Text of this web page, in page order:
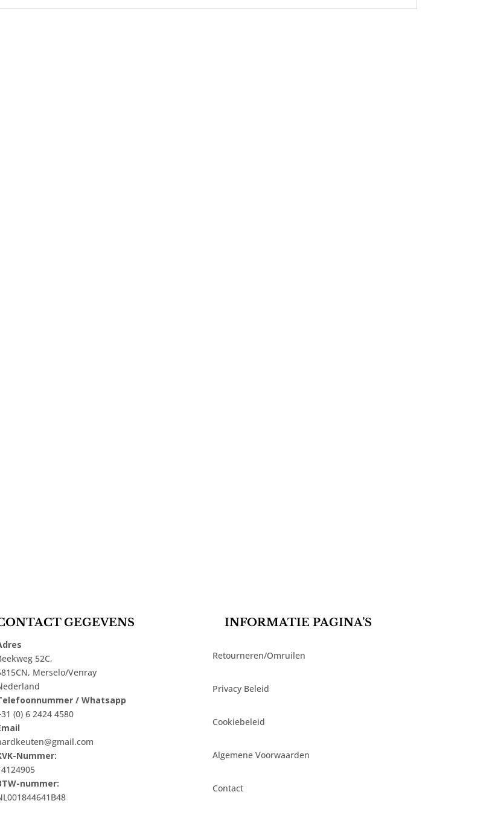
GEGEVENS
52C,
Merselo/Venray
/ Whatsapp
(0) 6 2424 4580
Nummer:
nummer:
INFORMATIE PAGINA’S
Retourneren/Omruilen
Privacy Beleid
Cookiebeleid
Algemene Voorwaarden
Contact